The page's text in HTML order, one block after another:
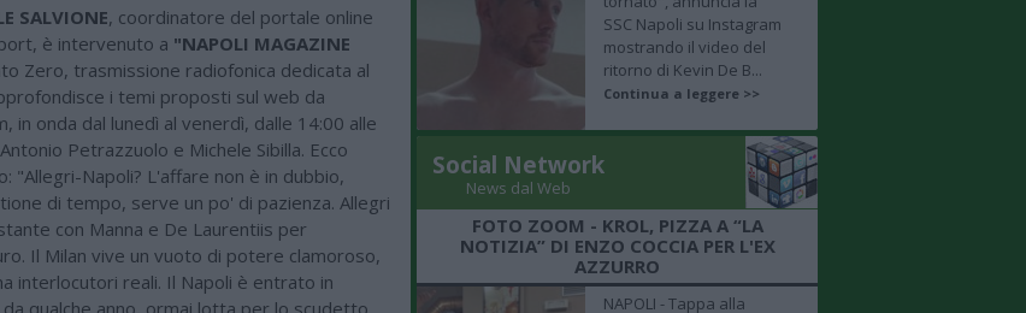
SALVIONE, coordinatore del portale online
è intervenuto a "NAPOLI MAGAZINE
Zero, trasmissione radiofonica dedicata al
i temi proposti sul web da
in onda dal lunedì al venerdì, dalle 14:00 alle
Petrazzuolo e Michele Sibilla. Ecco
"Allegri-Napoli? L'affare non è in dubbio,
di tempo, serve un po' di pazienza. Allegri
con Manna e De Laurentiis per
Il Milan vive un vuoto di potere clamoroso,
interlocutori reali. Il Napoli è entrato in
SSC Napoli su Instagram
mostrando il video del
ritorno di Kevin De B...
Continua a leggere >>
Social Network
News dal Web
FOTO ZOOM - KROL, PIZZA A “LA
NOTIZIA” DI ENZO COCCIA PER L'EX
AZZURRO
NAPOLI - Tappa alla